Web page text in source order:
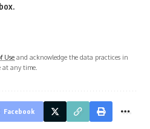
Use and acknowledge the data practices in
at any time.
Facebook